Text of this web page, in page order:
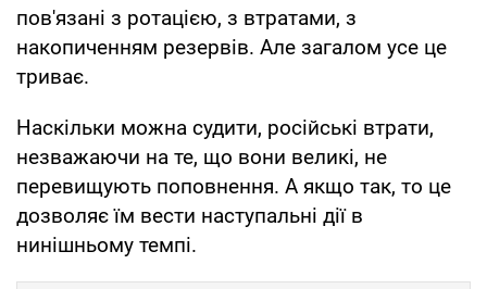
пов'язані з ротацією, з втратами, з
накопиченням резервів. Але загалом усе це
триває.
Наскільки можна судити, російські втрати,
незважаючи на те, що вони великі, не
перевищують поповнення. А якщо так, то це
дозволяє їм вести наступальні дії в
нинішньому темпі.